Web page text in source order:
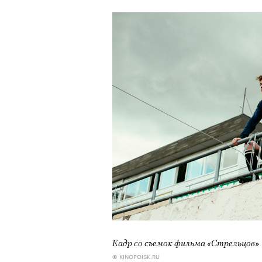
Кадр со съемок фильма «Стрельцов»
© KINOPOISK.RU